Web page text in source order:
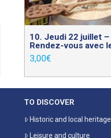
10. Jeudi 22 juillet
Rendez-vous avec
3,00€
TO DISCOVER
Historic and local heritage
Leisure and culture